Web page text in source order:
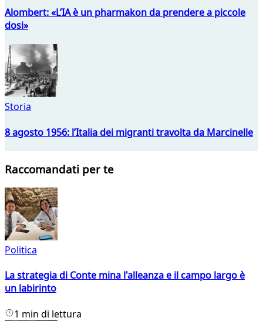
Alombert: «L’IA è un pharmakon da prendere a piccole
dosi»
Storia
8 agosto 1956: l’Italia dei migranti travolta da Marcinelle
Raccomandati per te
Politica
La strategia di Conte mina l'alleanza e il campo largo è
un labirinto
1 min di lettura